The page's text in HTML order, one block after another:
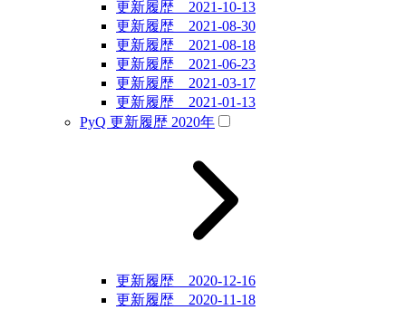
更新履歴 2021-10-13
更新履歴 2021-08-30
更新履歴 2021-08-18
更新履歴 2021-06-23
更新履歴 2021-03-17
更新履歴 2021-01-13
PyQ 更新履歴 2020年
更新履歴 2020-12-16
更新履歴 2020-11-18